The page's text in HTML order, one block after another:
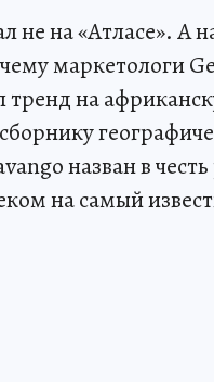
не на «Атласе». А
маркетологи
тренд на
назван в
на самый